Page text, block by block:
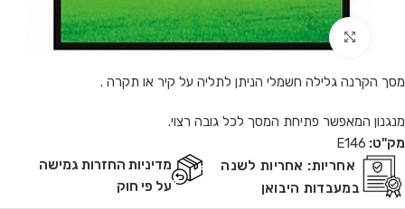
Click to enlarge
מסך הקרנה גלילה חשמלי הניתן לתליה על קיר או תקרה .
מנגנון המאפשר פתיחת המסך לכל גובה רצוי.
מק"ט: E146
אחריות: אחריות לשנה
במעבדות היבואן
מדיניות החזרות גמישה
על פי חוק